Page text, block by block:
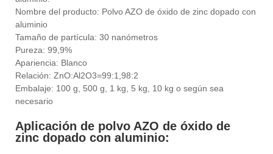
Nombre del producto: Polvo AZO de óxido de zinc dopado con
aluminio
Tamaño de partícula: 30 nanómetros
Pureza: 99,9%
Apariencia: Blanco
Relación: ZnO:Al2O3=99:1,98:2
Embalaje: 100 g, 500 g, 1 kg, 5 kg, 10 kg o según sea
necesario
Aplicación de polvo AZO de óxido de
zinc dopado con aluminio: